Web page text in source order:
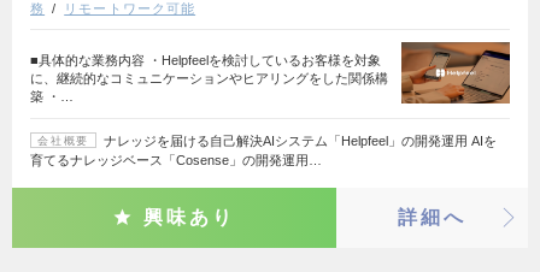
務
リモートワーク可能
■具体的な業務内容 ・Helpfeelを検討しているお客様を対象
に、継続的なコミュニケーションやヒアリングをした関係構
築 ・…
会社概要
ナレッジを届ける自己解決AIシステム「Helpfeel」の開発運用 AIを
育てるナレッジベース「Cosense」の開発運用…
興味あり 詳細へ